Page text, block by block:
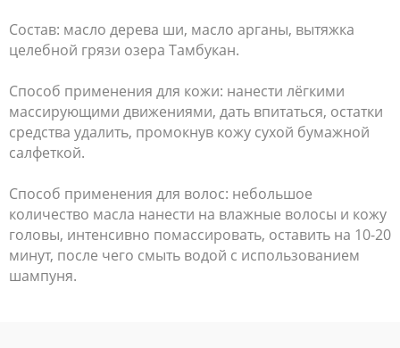
Состав: масло дерева ши, масло арганы, вытяжка
целебной грязи озера Тамбукан.
Способ применения для кожи: нанести лёгкими
массирующими движениями, дать впитаться, остатки
средства удалить, промокнув кожу сухой бумажной
салфеткой.
Способ применения для волос: небольшое
количество масла нанести на влажные волосы и кожу
головы, интенсивно помассировать, оставить на 10-20
минут, после чего смыть водой с использованием
шампуня.